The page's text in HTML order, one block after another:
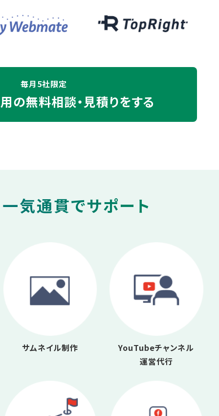
毎月5社限定
の無料相談・見積りをする
気通貫でサポート
サムネイル制作
YouTubeチャンネル
運営代行